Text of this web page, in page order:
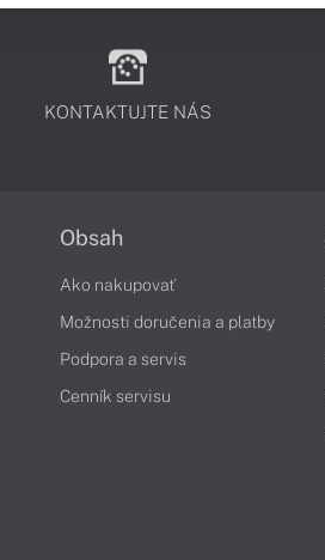
KONTAKTUJTE NÁS
Obsah
Ako nakupovať
Možnosti doručenia a platby
Podpora a servis
Cenník servisu